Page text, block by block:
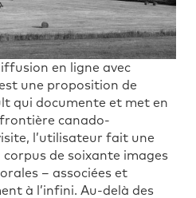
en ligne avec
une proposition de
qui documente et met en
canado-
l’utilisateur fait une
corpus de soixante images
– associées et
à l’infini. Au-delà des